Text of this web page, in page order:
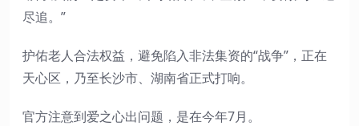
尽追。”
护佑老人合法权益，避免陷入非法集资的“战争”，正在
天心区，乃至长沙市、湖南省正式打响。
官方注意到爱之心出问题，是在今年7月。